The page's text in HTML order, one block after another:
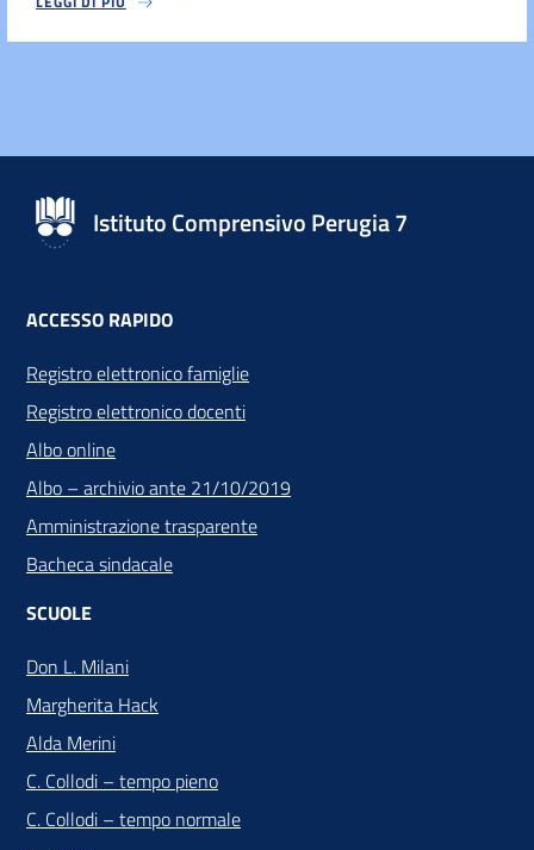
Istituto Comprensivo Perugia 7
ACCESSO RAPIDO
Registro elettronico famiglie
Registro elettronico docenti
Albo online
Albo – archivio ante 21/10/2019
Amministrazione trasparente
Bacheca sindacale
SCUOLE
Don L. Milani
Margherita Hack
Alda Merini
C. Collodi – tempo pieno
C. Collodi – tempo normale